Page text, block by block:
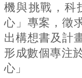
機與挑戰，科
心」專案，徵
出構想書及計
形成數個專注
心」